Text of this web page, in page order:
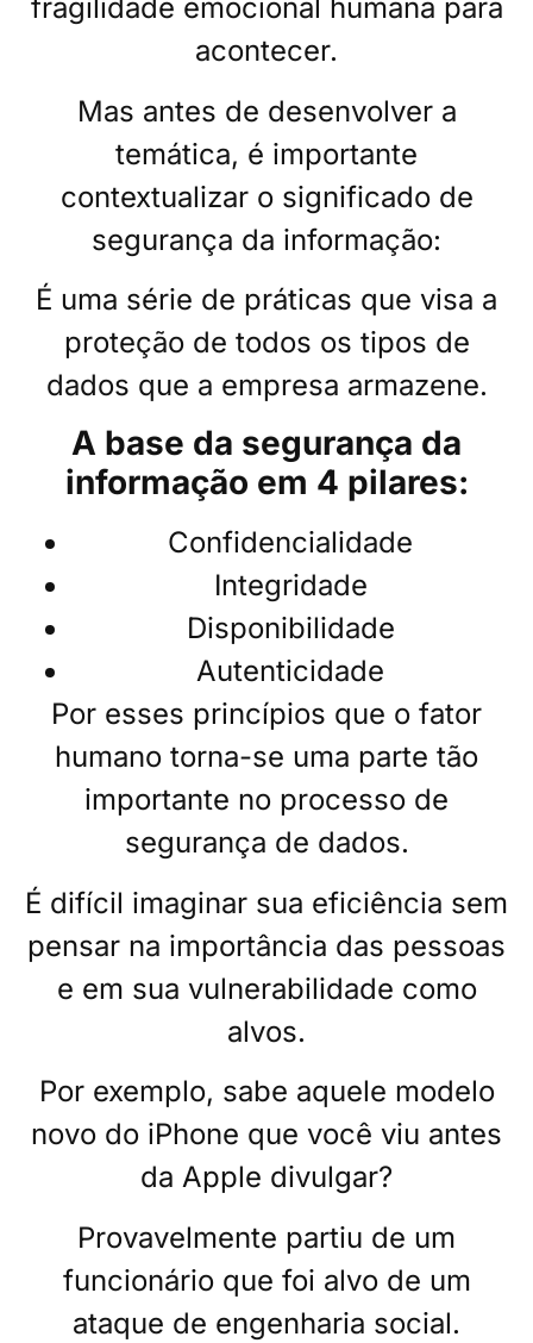
fragilidade emocional humana para
acontecer.
Mas antes de desenvolver a
temática, é importante
contextualizar o significado de
segurança da informação:
É uma série de práticas que visa a
proteção de todos os tipos de
dados que a empresa armazene.
A base da segurança da
informação em 4 pilares:
Confidencialidade
Integridade
Disponibilidade
Autenticidade
Por esses princípios que o fator
humano torna-se uma parte tão
importante no processo de
segurança de dados.
É difícil imaginar sua eficiência sem
pensar na importância das pessoas
e em sua vulnerabilidade como
alvos.
Por exemplo, sabe aquele modelo
novo do iPhone que você viu antes
da Apple divulgar?
Provavelmente partiu de um
funcionário que foi alvo de um
ataque de engenharia social.